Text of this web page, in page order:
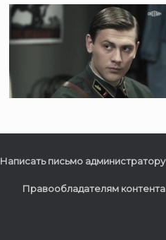
Написать письмо администратору
Правообладателям контента